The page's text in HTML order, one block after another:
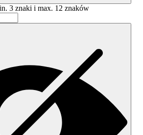
3 znaki i max. 12 znaków